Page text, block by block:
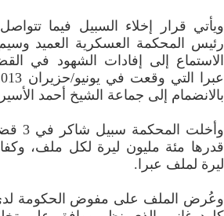
ويأتي قرار إخلاء السبيل فيما
رئيس المحكمة العسكرية العميد
الاستماع إلى إفادات الشهود في
بالانضمام إلى جماعة الشيخ أحمد
قدرها مئة مليون ليرة لكل ملف،
ليرة لملف عبرا.
وعُرض الملف على مفوض الحكومة